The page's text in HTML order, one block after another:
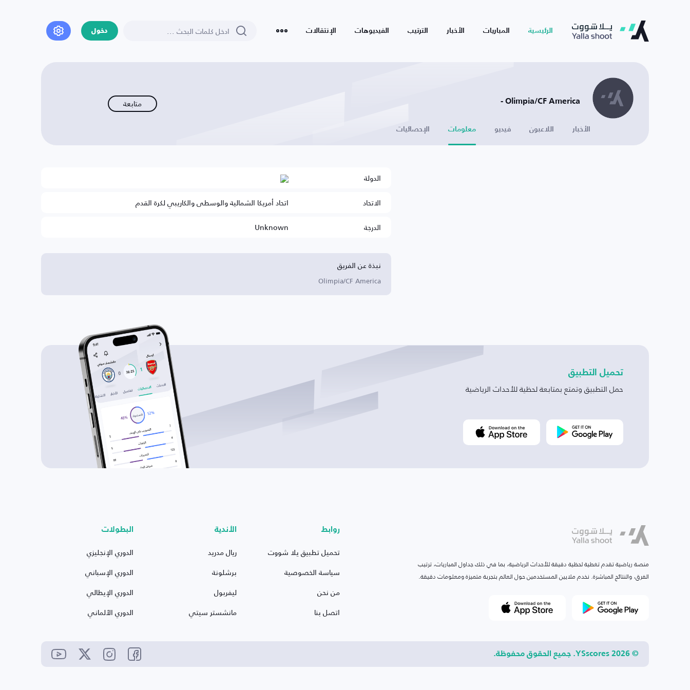
الرئيسية المباريات الأخبار الترتيب الفيديوهات الإنتقالات دخول
Olimpia/CF America - متابعة
الأخبار اللاعبون فيديو معلومات الإحصائيات
الدولة
الاتحاد
اتحاد أمريكا الشمالية والوسطى والكاريبي لكرة القدم
الدرجة
Unknown
نبذة عن الفريق
Olimpia/CF America
تحميل التطبيق
حمل التطبيق وتمتع بمتابعة لحظية للأحداث الرياضية
منصة رياضية تقدم تغطية لحظية دقيقة للأحداث الرياضية، بما في ذلك جداول المباريات، ترتيب
الفرق، والنتائج المباشرة. نخدم ملايين المستخدمين حول العالم بتجربة متميزة ومعلومات دقيقة.
روابط
تحميل تطبيق يلا شووت
سياسة الخصوصية
من نحن
اتصل بنا
الأندية
ريال مدريد
برشلونة
ليفربول
مانشستر سيتي
البطولات
الدوري الإنجليزي
الدوري الإسباني
الدوري الإيطالي
الدوري الألماني
© 2026 YSscores. جميع الحقوق محفوظة.